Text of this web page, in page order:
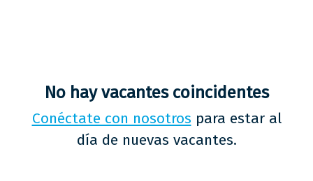
No hay vacantes coincidentes
Conéctate con nosotros para estar al
día de nuevas vacantes.